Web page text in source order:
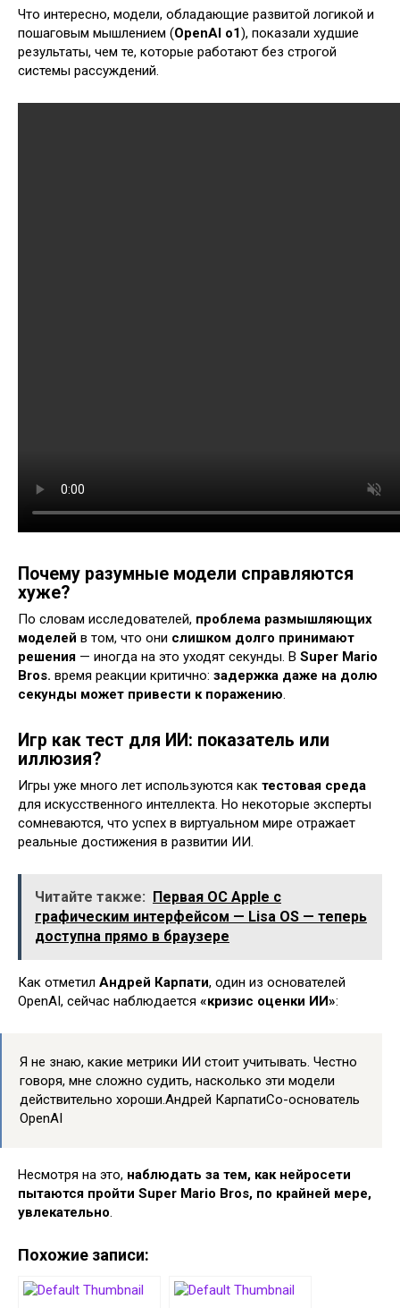
Что интересно, модели, обладающие развитой логикой и
пошаговым мышлением (OpenAI o1), показали худшие
результаты, чем те, которые работают без строгой
системы рассуждений.
Почему разумные модели справляются
хуже?
По словам исследователей, проблема размышляющих
моделей в том, что они слишком долго принимают
решения — иногда на это уходят секунды. В Super Mario
Bros. время реакции критично: задержка даже на долю
секунды может привести к поражению.
Игр как тест для ИИ: показатель или
иллюзия?
Игры уже много лет используются как тестовая среда
для искусственного интеллекта. Но некоторые эксперты
сомневаются, что успех в виртуальном мире отражает
реальные достижения в развитии ИИ.
Читайте также:
Первая ОС Apple с
графическим интерфейсом — Lisa OS — теперь
доступна прямо в браузере
Как отметил Андрей Карпати, один из основателей
OpenAI, сейчас наблюдается «кризис оценки ИИ»:
Я не знаю, какие метрики ИИ стоит учитывать. Честно
говоря, мне сложно судить, насколько эти модели
действительно хороши.Андрей КарпатиСо-основатель
OpenAI
Несмотря на это, наблюдать за тем, как нейросети
пытаются пройти Super Mario Bros, по крайней мере,
увлекательно.
Похожие записи: